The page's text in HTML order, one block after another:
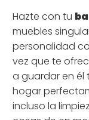
Hazte con tu
muebles
personalidad
vez que te
a guardar en él
hogar
incluso la